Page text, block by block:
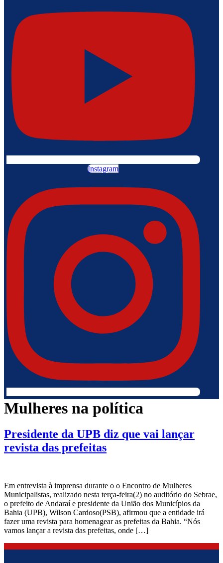
Instagram
Mulheres na política
Presidente da UPB diz que vai lançar
revista das prefeitas
Em entrevista à imprensa durante o o Encontro de Mulheres
Municipalistas, realizado nesta terça-feira(2) no auditório do Sebrae,
o prefeito de Andaraí e presidente da União dos Municípios da
Bahia (UPB), Wilson Cardoso(PSB), afirmou que a entidade irá
fazer uma revista para homenagear as prefeitas da Bahia. “Nós
vamos lançar a revista das prefeitas, onde […]